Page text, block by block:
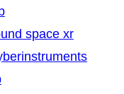
space xr